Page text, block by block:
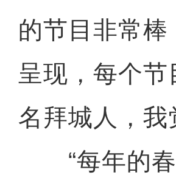
的节目非常
呈现，每个
名拜城人，我
“每年的春